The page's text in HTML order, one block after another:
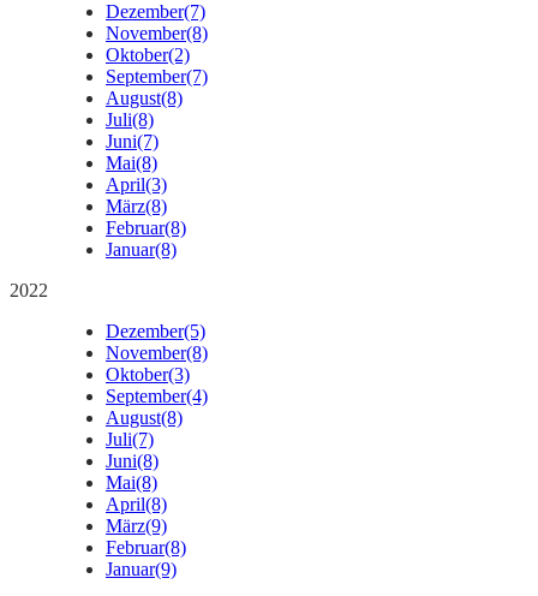
Dezember(7)
November(8)
Oktober(2)
September(7)
August(8)
Juli(8)
Juni(7)
Mai(8)
April(3)
März(8)
Februar(8)
Januar(8)
2022
Dezember(5)
November(8)
Oktober(3)
September(4)
August(8)
Juli(7)
Juni(8)
Mai(8)
April(8)
März(9)
Februar(8)
Januar(9)